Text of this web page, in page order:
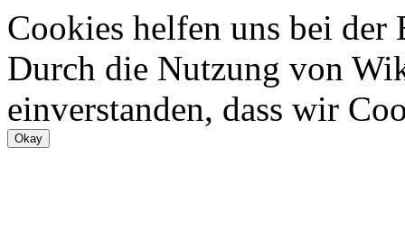
Cookies helfen uns bei
Durch die Nutzung von
einverstanden, dass wir